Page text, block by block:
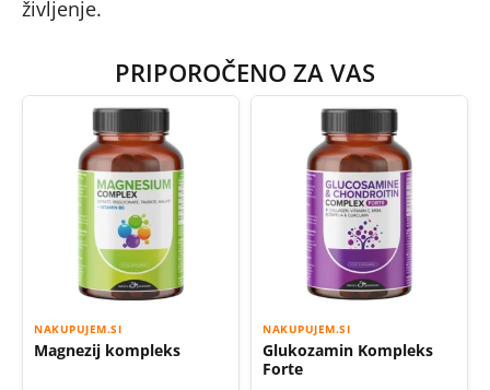
življenje.
PRIPOROČENO ZA VAS
NAKUPUJEM.SI
Magnezij kompleks
NAKUPUJEM.SI
Glukozamin Kompleks
Forte